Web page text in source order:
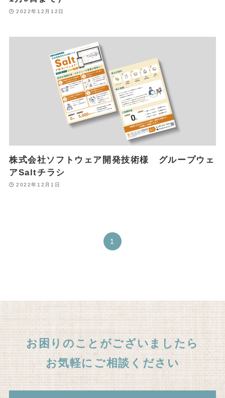
2022年12月12日
株式会社ソフトウェア開発技術様 グループウェ
アSaltチラシ
2022年12月1日
1
お困りのことがございましたら
お気軽にご相談ください